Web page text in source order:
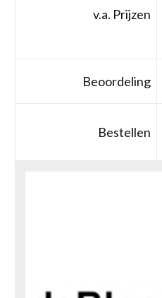
v.a. Prijzen
Beoordeling
Bestellen